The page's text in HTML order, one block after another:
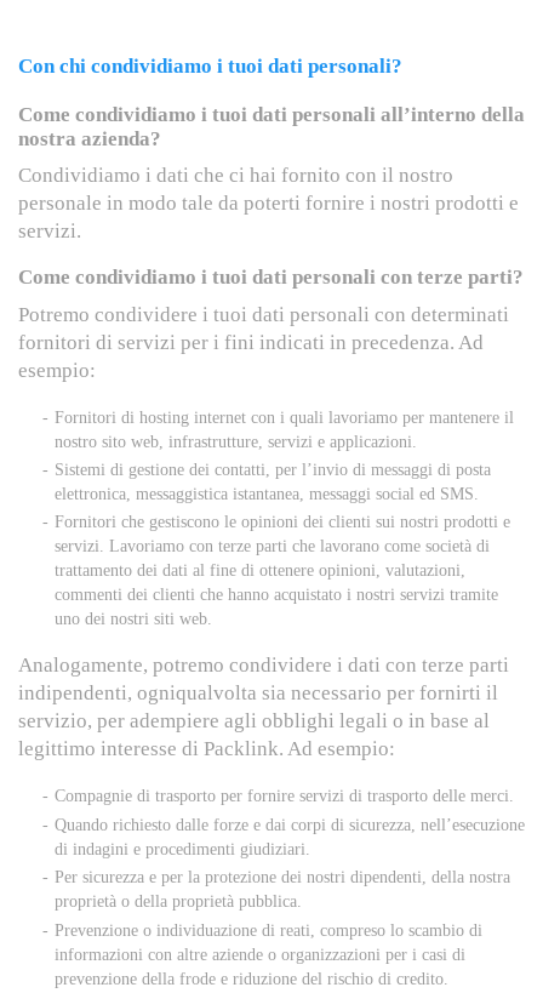
Con chi condividiamo i tuoi dati personali?
Come condividiamo i tuoi dati personali all’interno della
nostra azienda?
Condividiamo i dati che ci hai fornito con il nostro
personale in modo tale da poterti fornire i nostri prodotti e
servizi.
Come condividiamo i tuoi dati personali con terze parti?
Potremo condividere i tuoi dati personali con determinati
fornitori di servizi per i fini indicati in precedenza. Ad
esempio:
Fornitori di hosting internet con i quali lavoriamo per mantenere il
nostro sito web, infrastrutture, servizi e applicazioni.
Sistemi di gestione dei contatti, per l’invio di messaggi di posta
elettronica, messaggistica istantanea, messaggi social ed SMS.
Fornitori che gestiscono le opinioni dei clienti sui nostri prodotti e
servizi. Lavoriamo con terze parti che lavorano come società di
trattamento dei dati al fine di ottenere opinioni, valutazioni,
commenti dei clienti che hanno acquistato i nostri servizi tramite
uno dei nostri siti web.
Analogamente, potremo condividere i dati con terze parti
indipendenti, ogniqualvolta sia necessario per fornirti il
servizio, per adempiere agli obblighi legali o in base al
legittimo interesse di Packlink. Ad esempio:
Compagnie di trasporto per fornire servizi di trasporto delle merci.
Quando richiesto dalle forze e dai corpi di sicurezza, nell’esecuzione
di indagini e procedimenti giudiziari.
Per sicurezza e per la protezione dei nostri dipendenti, della nostra
proprietà o della proprietà pubblica.
Prevenzione o individuazione di reati, compreso lo scambio di
informazioni con altre aziende o organizzazioni per i casi di
prevenzione della frode e riduzione del rischio di credito.